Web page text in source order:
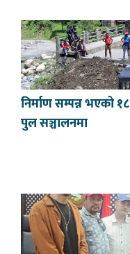
निर्माण सम्पन्न भएको
पुल सञ्चालनमा